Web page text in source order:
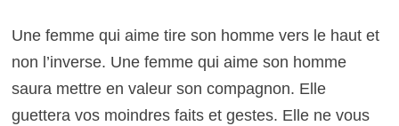
Une femme qui aime tire son homme vers le haut et
non l’inverse. Une femme qui aime son homme
saura mettre en valeur son compagnon. Elle
guettera vos moindres faits et gestes. Elle ne vous